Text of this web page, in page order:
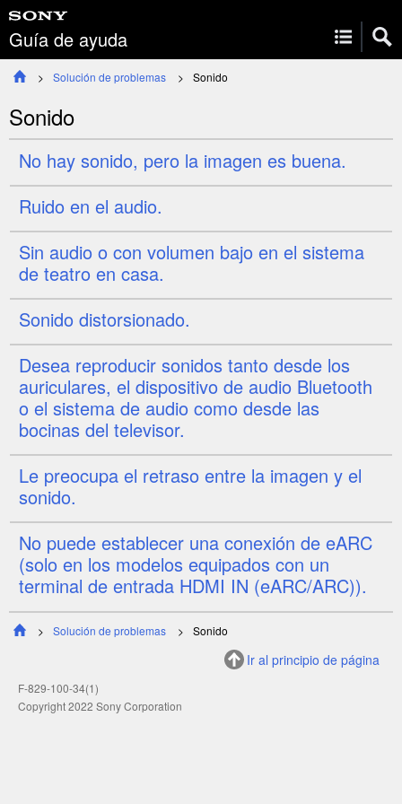
Guía de ayuda
Solución de problemas Sonido
Sonido
No hay sonido, pero la imagen es buena.
Ruido en el audio.
Sin audio o con volumen bajo en el sistema
de teatro en casa.
Sonido distorsionado.
Desea reproducir sonidos tanto desde los
auriculares, el dispositivo de audio Bluetooth
o el sistema de audio como desde las
bocinas del televisor.
Le preocupa el retraso entre la imagen y el
sonido.
No puede establecer una conexión de eARC
(solo en los modelos equipados con un
terminal de entrada HDMI IN (eARC/ARC)).
Solución de problemas Sonido
Ir al principio de página
F-829-100-34(1)
Copyright 2022 Sony Corporation